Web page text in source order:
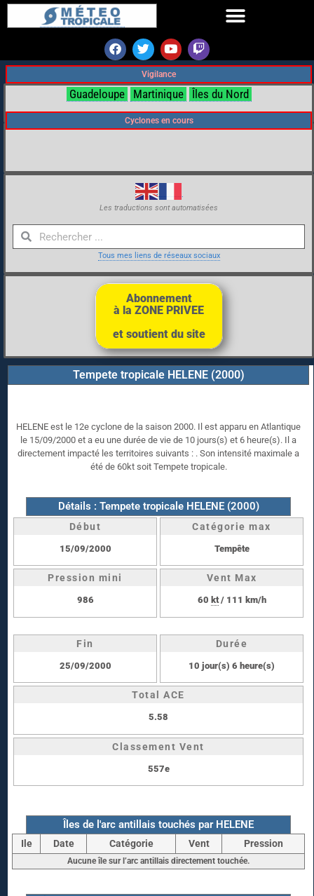
Vigilance
Guadeloupe Martinique Îles du Nord
Cyclones en cours
Les traductions sont automatisées
Tous mes liens de réseaux sociaux
Abonnement
à la ZONE PRIVEE
et soutient du site
Tempete tropicale HELENE (2000)
HELENE est le 12e cyclone de la saison 2000. Il est apparu en Atlantique
le 15/09/2000 et a eu une durée de vie de 10 jours(s) et 6 heure(s). Il a
directement impacté les territoires suivants : . Son intensité maximale a
été de 60kt soit Tempete tropicale.
Détails : Tempete tropicale HELENE (2000)
Début
15/09/2000
Catégorie max
Tempête
Pression mini
986
Vent Max
60 kt/ 111 km/h
Fin
25/09/2000
Durée
10 jour(s) 6 heure(s)
Total ACE
5.58
Classement Vent
557e
Îles de l'arc antillais touchés par HELENE
Ile Date Catégorie Vent Pression
Aucune île sur l’arc antillais directement touchée.